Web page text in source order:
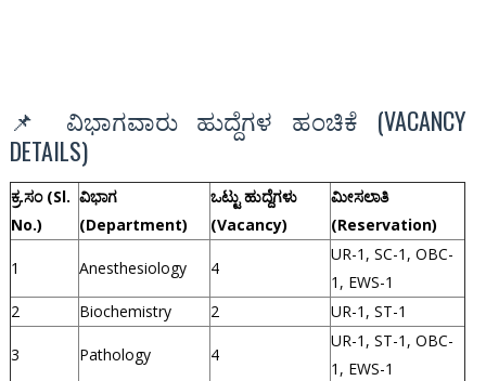
📌 ವಿಭಾಗವಾರು ಹುದ್ದೆಗಳ ಹಂಚಿಕೆ (VACANCY
DETAILS)
ಕ್ರ.ಸಂ (Sl.
No.)
ವಿಭಾಗ
(Department)
ಒಟ್ಟು ಹುದ್ದೆಗಳು
(Vacancy)
ಮೀಸಲಾತಿ
(Reservation)
1 Anesthesiology 4
UR-1, SC-1, OBC-
1, EWS-1
2
Biochemistry 2 UR-1, ST-1
3 Pathology 4
UR-1, ST-1, OBC-
1, EWS-1